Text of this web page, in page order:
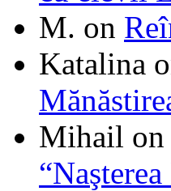
M. on
Katalina
Mihail on